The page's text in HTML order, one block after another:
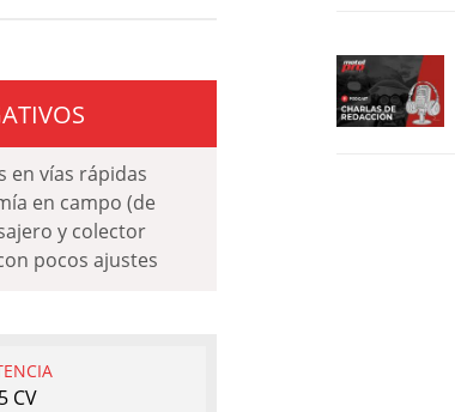
en vías rápidas
en campo (de
y colector
pocos ajustes
CV